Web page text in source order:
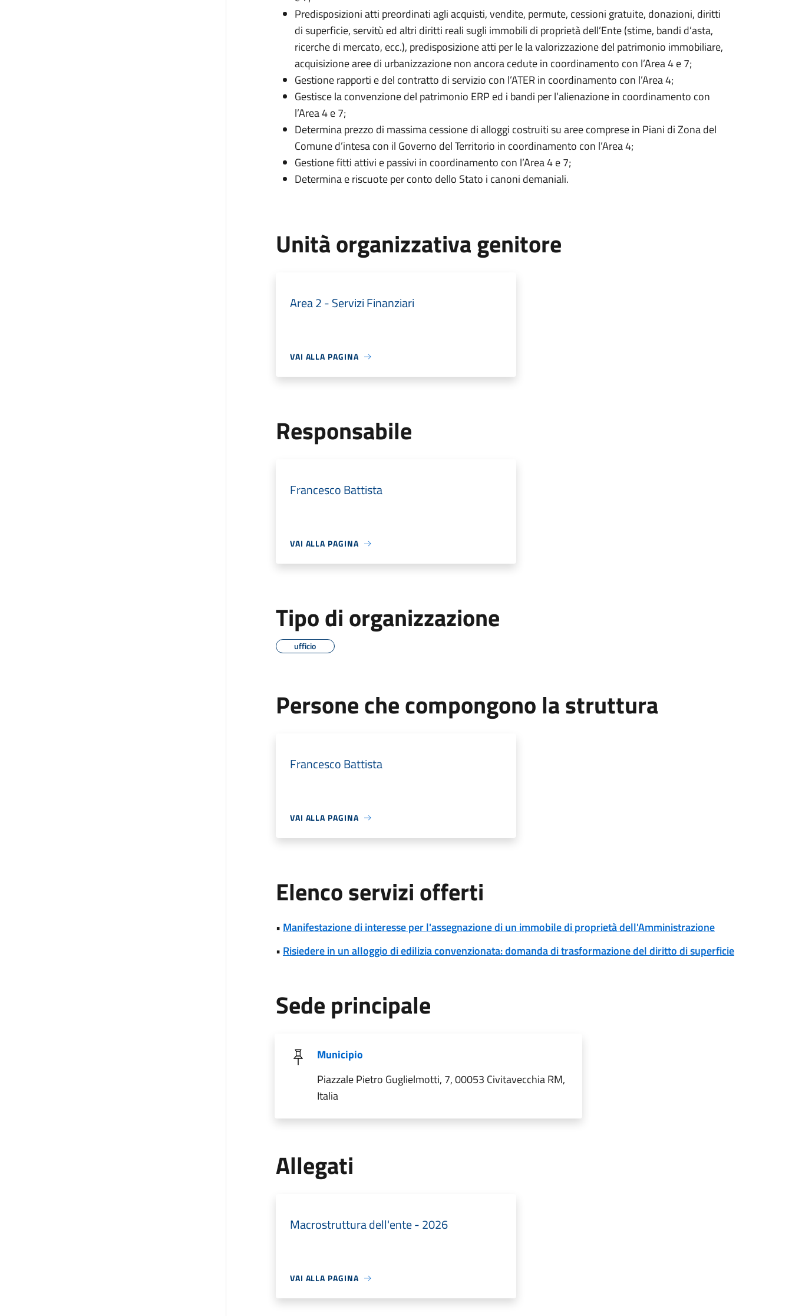
Predisposizioni atti preordinati agli acquisti, vendite, permute, cessioni gratuite, donazioni, diritti
di superficie, servitù ed altri diritti reali sugli immobili di proprietà dell’Ente (stime, bandi d’asta,
ricerche di mercato, ecc.), predisposizione atti per le la valorizzazione del patrimonio immobiliare,
acquisizione aree di urbanizzazione non ancora cedute in coordinamento con l’Area 4 e 7;
Gestione rapporti e del contratto di servizio con l’ATER in coordinamento con l’Area 4;
Gestisce la convenzione del patrimonio ERP ed i bandi per l’alienazione in coordinamento con
l’Area 4 e 7;
Determina prezzo di massima cessione di alloggi costruiti su aree comprese in Piani di Zona del
Comune d’intesa con il Governo del Territorio in coordinamento con l’Area 4;
Gestione fitti attivi e passivi in coordinamento con l’Area 4 e 7;
Determina e riscuote per conto dello Stato i canoni demaniali.
Unità organizzativa genitore
Area 2 - Servizi Finanziari
VAI ALLA PAGINA
Responsabile
Francesco Battista
VAI ALLA PAGINA
Tipo di organizzazione
ufficio
Persone che compongono la struttura
Francesco Battista
VAI ALLA PAGINA
Elenco servizi offerti
• Manifestazione di interesse per l'assegnazione di un immobile di proprietà dell'Amministrazione
• Risiedere in un alloggio di edilizia convenzionata: domanda di trasformazione del diritto di superficie
Sede principale
Municipio
Piazzale Pietro Guglielmotti, 7, 00053 Civitavecchia RM,
Italia
Allegati
Macrostruttura dell'ente - 2026
VAI ALLA PAGINA